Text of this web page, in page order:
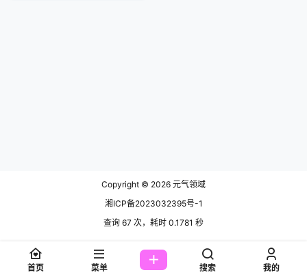
Copyright © 2026 元气领域
湘ICP备2023032395号-1
查询 67 次，耗时 0.1781 秒
首页 菜单 搜索 我的